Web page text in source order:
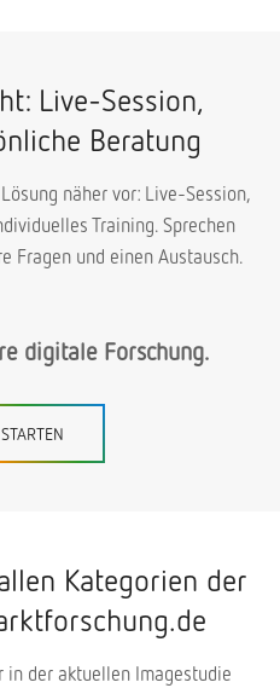
Live-Session,
Beratung
näher vor: Live-Session,
Training. Sprechen
Fragen und einen Austausch.
digitale Forschung.
Kategorien der
der aktuellen Imagestudie